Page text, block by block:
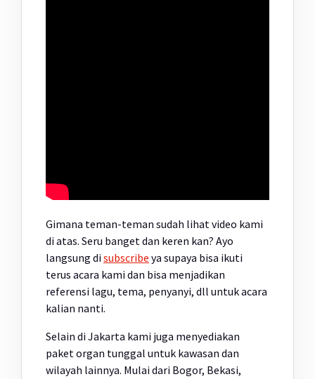
Gimana teman-teman sudah lihat video kami
di atas. Seru banget dan keren kan? Ayo
langsung di subscribe ya supaya bisa ikuti
terus acara kami dan bisa menjadikan
referensi lagu, tema, penyanyi, dll untuk acara
kalian nanti.
Selain di Jakarta kami juga menyediakan
paket organ tunggal untuk kawasan dan
wilayah lainnya. Mulai dari Bogor, Bekasi,